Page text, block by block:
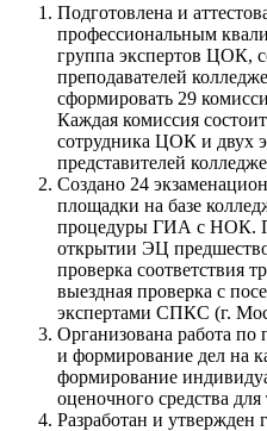
Подготовлена и
профессиональным
группа экспертов ЦОК,
преподавателей
сформировать 29
Каждая комиссия
сотрудника ЦОК и двух
представителей
Создано 24
площадки на базе
процедуры ГИА с НОК.
открытии ЭЦ
проверка соответствия
выездная проверка с
экспертами СПКС (г.
Организована работа по
и формирование дел на
формирование
оценочного средства для
Разработан и